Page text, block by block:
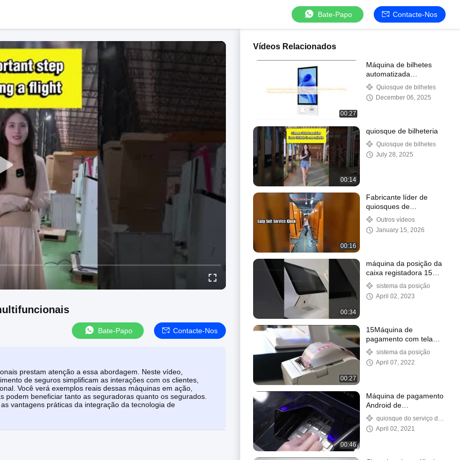
Bate-Papo Contacte-Nos
Bate-Papo Contacte-Nos
prestam atenção a essa abordagem. Neste vídeo,
de seguros simplificam as interações com os clientes,
Você verá exemplos reais dessas máquinas em ação,
beneficiar tanto as seguradoras quanto os segurados.
vantagens práticas da integração da tecnologia de
Vídeos Relacionados
00:27
Máquina de bilhetes
automatizada
personalizada projetada
para melhorar a
eficiência do bilhetismo
Quiosque de bilhetes
December 06, 2025
00:14
quiosque de bilheteria
Quiosque de bilhetes
July 28, 2025
00:16
Fabricante líder de
quiosques de
autoatendimento
Outros vídeos
January 15, 2026
00:34
máquina da posição da
caixa registadora 15
15.6inch
sistema da posição
April 02, 2023
00:27
15Máquina de
pagamento com tela
sensível ao toque de 6
polegadas
sistema da posição
April 07, 2022
00:46
Máquina de pagamento
Android de
autoatendimento de 15
polegadas para hotel
quiosque do serviço do
autoApril 02, 2021